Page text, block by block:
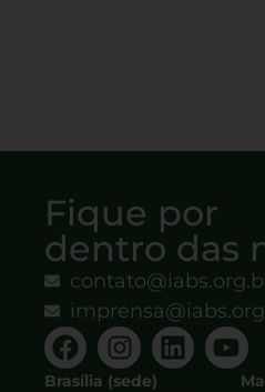
Fique por
dentro das
Brasília (sede)